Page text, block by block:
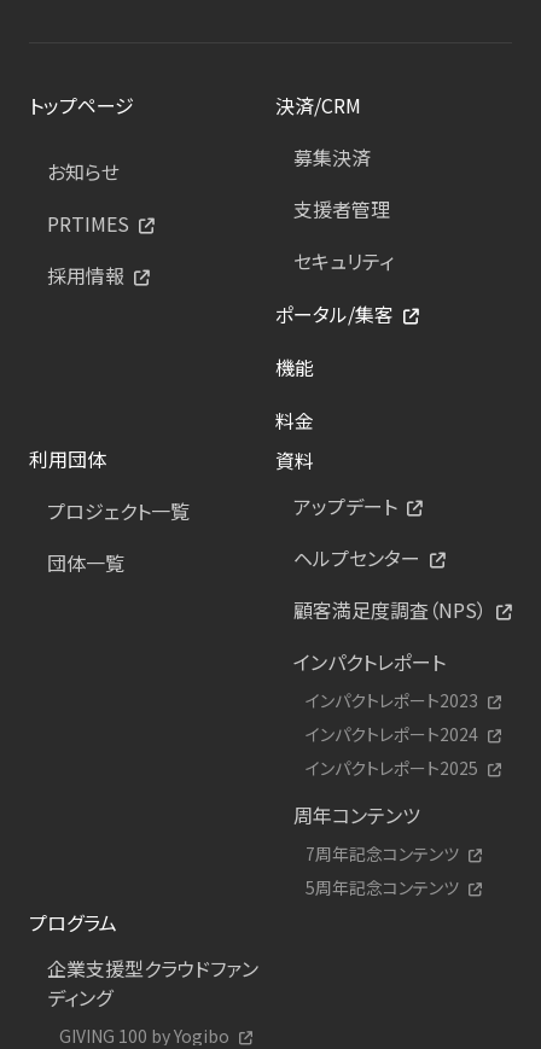
トップページ
お知らせ
PRTIMES
採用情報
決済/CRM
募集決済
支援者管理
セキュリティ
ポータル/集客
機能
料金
利用団体
プロジェクト一覧
団体一覧
資料
アップデート
ヘルプセンター
顧客満足度調査（NPS）
インパクトレポート
インパクトレポート2023
インパクトレポート2024
インパクトレポート2025
周年コンテンツ
7周年記念コンテンツ
5周年記念コンテンツ
プログラム
企業支援型クラウドファン
ディング
GIVING 100 by Yogibo